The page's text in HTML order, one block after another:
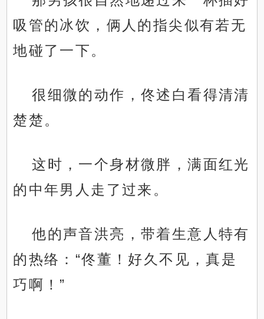
吸管的冰饮，俩人的指尖似有若无
地碰了一下。
很细微的动作，佟述白看得清清
楚楚。
这时，一个身材微胖，满面红光
的中年男人走了过来。
他的声音洪亮，带着生意人特有
的热络：“佟董！好久不见，真是
巧啊！”